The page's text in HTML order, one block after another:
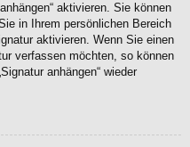
aktivieren. Sie können
in Ihrem persönlichen Bereich
aktivieren. Wenn Sie einen
verfassen möchten, so können
anhängen“ wieder